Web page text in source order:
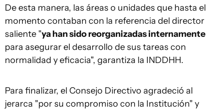
De esta manera, las áreas o unidades que hasta el
momento contaban con la referencia del director
saliente "ya han sido reorganizadas internamente
para asegurar el desarrollo de sus tareas con
normalidad y eficacia", garantiza la INDDHH.
Para finalizar, el Consejo Directivo agradeció al
jerarca "por su compromiso con la Institución" y